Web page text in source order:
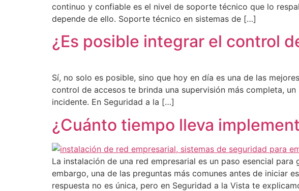
continuo y confiable es el nivel de soporte técnico que lo
depende de ello. Soporte técnico en sistemas de […]
¿Es posible integrar el control
Sí, no solo es posible, sino que hoy en día es una de las
control de accesos te brinda una supervisión más completa,
incidente. En Seguridad a la […]
¿Cuánto tiempo lleva
La instalación de una red empresarial es un paso esencial
embargo, una de las preguntas más comunes antes de iniciar
respuesta no es única, pero en Seguridad a la Vista te